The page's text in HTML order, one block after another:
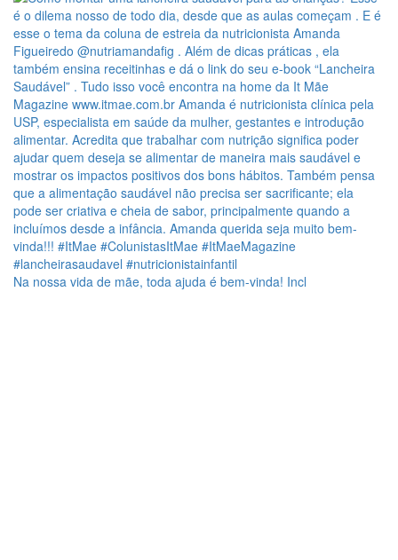
Na nossa vida de mãe, toda ajuda é bem-vinda! Incl